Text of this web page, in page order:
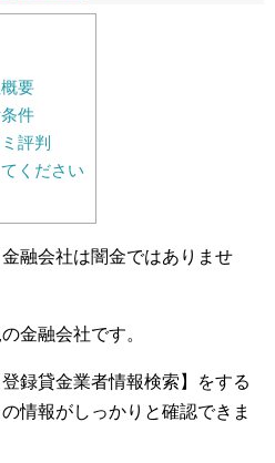
要
件
評判
ください
融会社は闇金ではありませ
金融会社です。
録貸金業者情報検索】をする
情報がしっかりと確認できま